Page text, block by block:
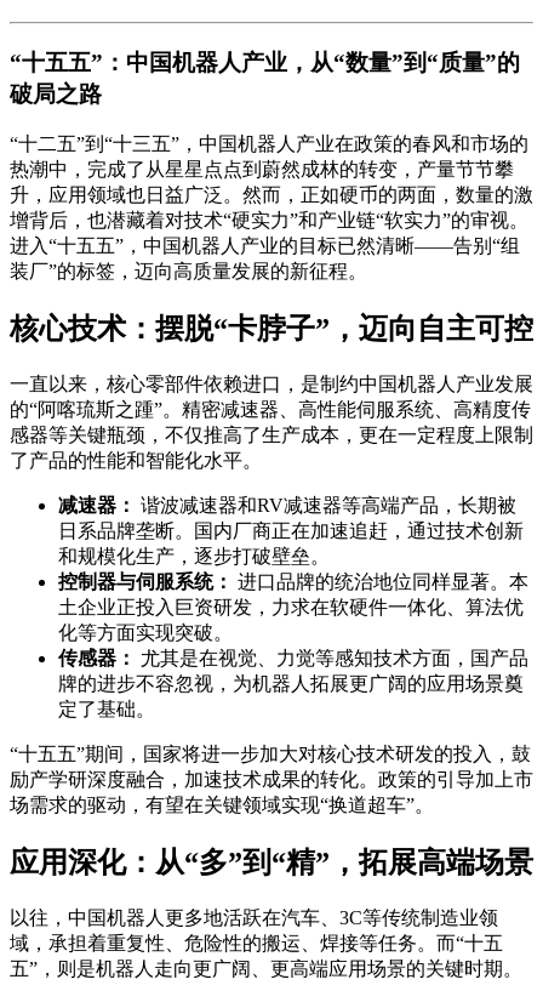
“十五五”：中国机器人产业，从“数量”到“质量”的
破局之路
“十二五”到“十三五”，中国机器人产业在政策的春风和市场的
热潮中，完成了从星星点点到蔚然成林的转变，产量节节攀
升，应用领域也日益广泛。然而，正如硬币的两面，数量的激
增背后，也潜藏着对技术“硬实力”和产业链“软实力”的审视。
进入“十五五”，中国机器人产业的目标已然清晰——告别“组
装厂”的标签，迈向高质量发展的新征程。
核心技术：摆脱“卡脖子”，迈向自主可控
一直以来，核心零部件依赖进口，是制约中国机器人产业发展
的“阿喀琉斯之踵”。精密减速器、高性能伺服系统、高精度传
感器等关键瓶颈，不仅推高了生产成本，更在一定程度上限制
了产品的性能和智能化水平。
减速器： 谐波减速器和RV减速器等高端产品，长期被
日系品牌垄断。国内厂商正在加速追赶，通过技术创新
和规模化生产，逐步打破壁垒。
控制器与伺服系统： 进口品牌的统治地位同样显著。本
土企业正投入巨资研发，力求在软硬件一体化、算法优
化等方面实现突破。
传感器：
尤其是在视觉、力觉等感知技术方面，国产品
牌的进步不容忽视，为机器人拓展更广阔的应用场景奠
定了基础。
“十五五”期间，国家将进一步加大对核心技术研发的投入，鼓
励产学研深度融合，加速技术成果的转化。政策的引导加上市
场需求的驱动，有望在关键领域实现“换道超车”。
应用深化：从“多”到“精”，拓展高端场景
以往，中国机器人更多地活跃在汽车、3C等传统制造业领
域，承担着重复性、危险性的搬运、焊接等任务。而“十五
五”，则是机器人走向更广阔、更高端应用场景的关键时期。